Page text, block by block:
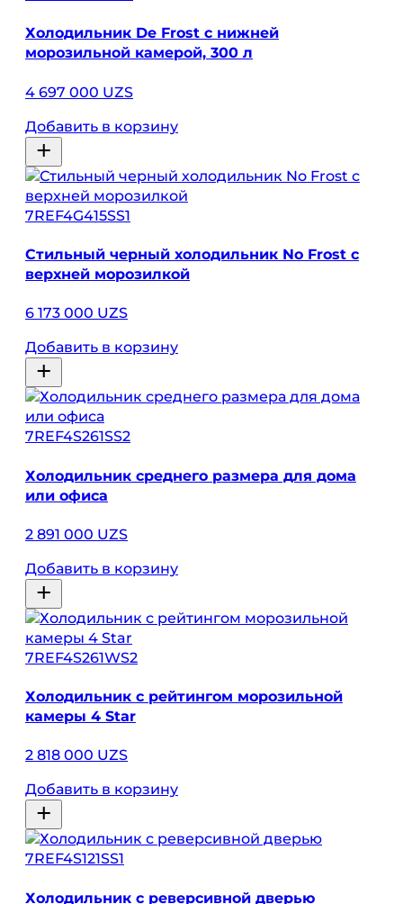
Холодильник De Frost с нижней
морозильной камерой, 300 л
4 697 000 UZS
Добавить в корзину
7REF4G415SS1
Стильный черный холодильник No Frost с
верхней морозилкой
6 173 000 UZS
Добавить в корзину
7REF4S261SS2
Холодильник среднего размера для дома
или офиса
2 891 000 UZS
Добавить в корзину
7REF4S261WS2
Холодильник с рейтингом морозильной
камеры 4 Star
2 818 000 UZS
Добавить в корзину
7REF4S121SS1
Холодильник с реверсивной дверью